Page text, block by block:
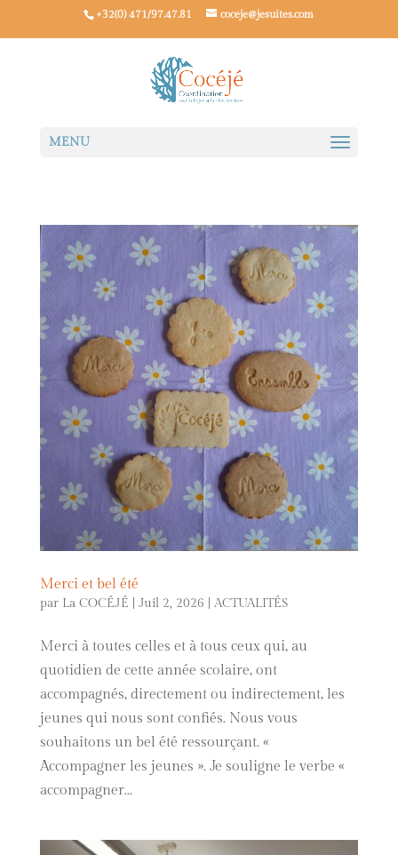
+32(0) 471/97.47.81 coceje@jesuites.com
Merci et bel été
par La COCÉJÉ Juil 2, 2026 ACTUALITÉS
Merci à toutes celles et à tous ceux qui, au
quotidien de cette année scolaire, ont
accompagnés, directement ou indirectement, les
jeunes qui nous sont confiés. Nous vous
souhaitons un bel été ressourçant. «
Accompagner les jeunes ». Je souligne le verbe «
accompagner...